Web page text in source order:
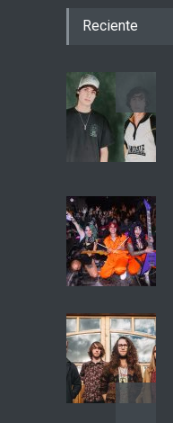
Reciente